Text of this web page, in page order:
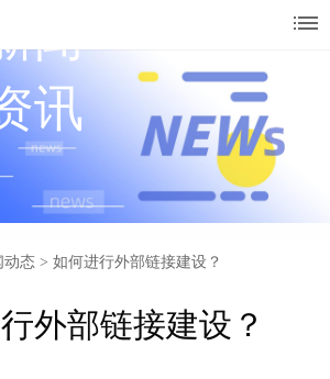
闻
讯
动态 > 如何进行外部链接建设？
外部链接建设？